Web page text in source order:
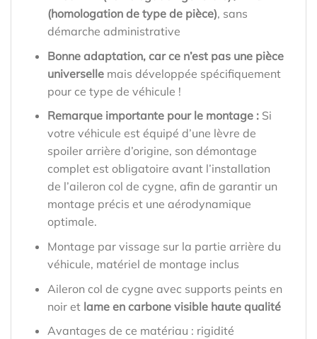
(homologation de type de pièce), sans
démarche administrative
Bonne adaptation, car ce n’est pas une pièce
universellemais développée spécifiquement
pour ce type de véhicule !
Remarque importante pour le montage : Si
votre véhicule est équipé d’une lèvre de
spoiler arrière d’origine, son démontage
complet est obligatoire avant l’installation
de l’aileron col de cygne, afin de garantir un
montage précis et une aérodynamique
optimale.
Montage par vissage sur la partie arrière du
véhicule, matériel de montage inclus
Aileron col de cygne avec supports peints en
noir et lame en carbone visible haute qualité
Avantages de ce matériau : rigidité